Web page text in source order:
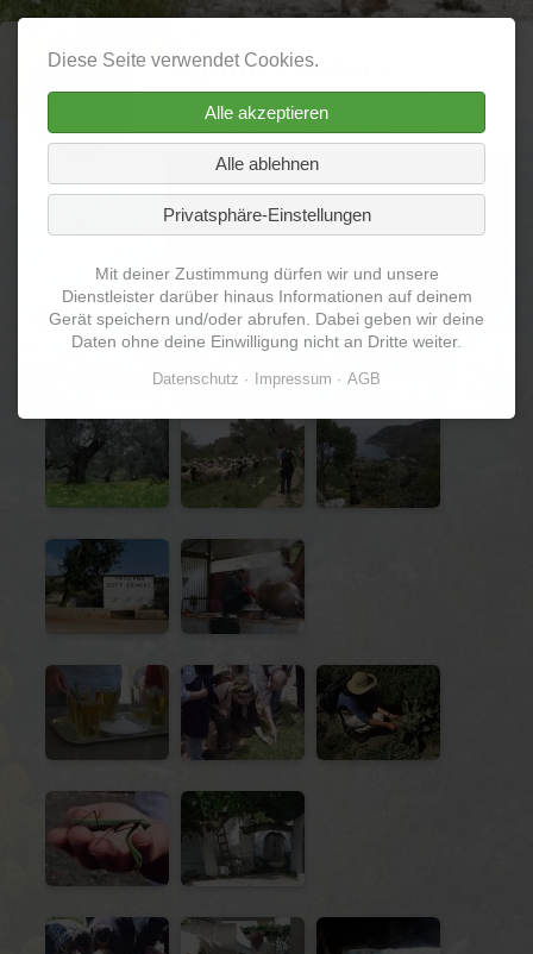
Agrimi - anders
wandern auf Kreta
überspringen
Home Über mich Termine
Reiseberichte Galerie Videos
Vermischtes
Florawanderungen
Diese Seite verwendet Cookies.
Alle akzeptieren
Alle ablehnen
Privatsphäre-Einstellungen
Mit deiner Zustimmung dürfen wir und unsere
Dienstleister darüber hinaus Informationen auf deinem
Gerät speichern und/oder abrufen. Dabei geben wir deine
Daten ohne deine Einwilligung nicht an Dritte weiter.
Datenschutz Impressum AGB